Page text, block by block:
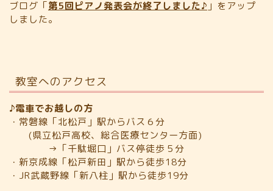
ブログ「第5回ピアノ発表会が終了しました♪ 」をアップ
しました。
教室へのアクセス
♪電車でお越しの方
・常磐線「北松戸」駅からバス６分
(県立松戸高校、総合医療センター方面)
→「千駄堀口」バス停徒歩５分
・新京成線「松戸新田」駅から徒歩18分
・JR武蔵野線「新八柱」駅から徒歩19分